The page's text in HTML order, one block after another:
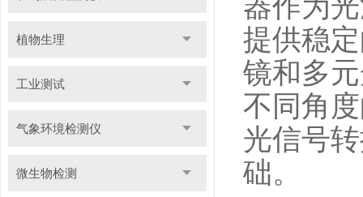
植物生理
工业测试
气象环境检测仪
微生物检测
器作为
提供稳
镜和多
不同角
光信号
础。